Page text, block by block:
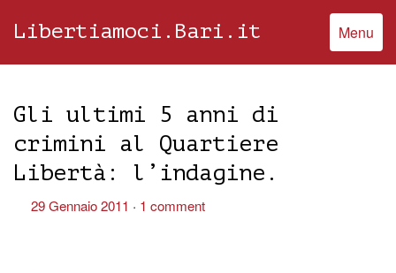
Libertiamoci.Bari.it Menu
Gli ultimi 5 anni di
crimini al Quartiere
Libertà: l’indagine.
29 Gennaio 2011 1 comment